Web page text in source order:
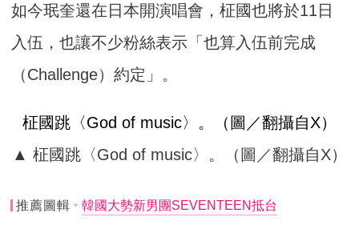
如今珉奎還在日本開演唱會，柾國也將於11日
入伍，也讓不少粉絲表示「也算入伍前完成
（Challenge）約定」。
柾國跳〈God of music〉。（圖／翻攝自X）
▲ 柾國跳〈God of music〉。（圖／翻攝自X）
推薦圖輯 韓國大勢新男團SEVENTEEN抵台